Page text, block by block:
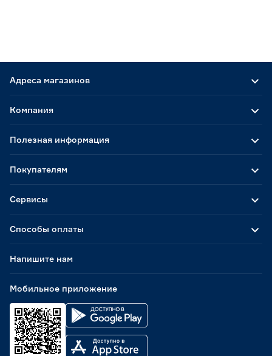
Адреса магазинов
Способы оплаты
Мобильное приложение
Компания
Полезная информация
Покупателям
Сервисы
Напишите нам